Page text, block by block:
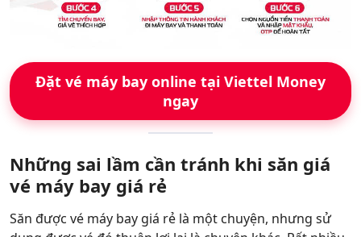
Đặt vé máy bay online tại Viettel Money
ngay
Những sai lầm cần tránh khi săn giá
vé máy bay giá rẻ
Săn được vé máy bay giá rẻ là một chuyện, nhưng sử